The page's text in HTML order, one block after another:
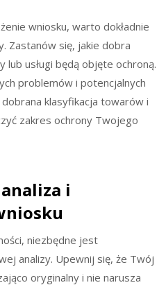
wniosku, warto dokładnie
Zastanów się, jakie dobra
lub usługi będą objęte ochroną.
problemów i potencjalnych
klasyfikacja towarów i
zakres ochrony Twojego
i
niezbędne jest
analizy. Upewnij się, że Twój
oryginalny i nie narusza